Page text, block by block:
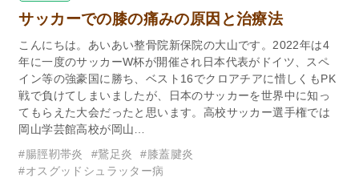
サッカーでの膝の痛みの原因と治療法
こんにちは。あいあい整骨院新保院の大山です。2022年は4
年に一度のサッカーW杯が開催され日本代表がドイツ、スペ
イン等の強豪国に勝ち、ベスト16でクロアチアに惜しくもPK
戦で負けてしまいましたが、日本のサッカーを世界中に知っ
てもらえた大会だったと思います。高校サッカー選手権では
岡山学芸館高校が岡山…
#腸脛靭帯炎
#鵞足炎
#膝蓋腱炎
#オスグッドシュラッター病